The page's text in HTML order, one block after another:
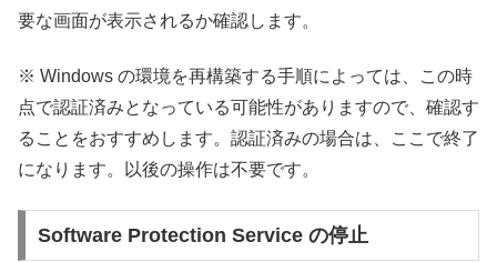
要な画面が表示されるか確認します。
※ Windows の環境を再構築する手順によっては、この時
点で認証済みとなっている可能性がありますので、確認す
ることをおすすめします。認証済みの場合は、ここで終了
になります。以後の操作は不要です。
Software Protection Service の停止